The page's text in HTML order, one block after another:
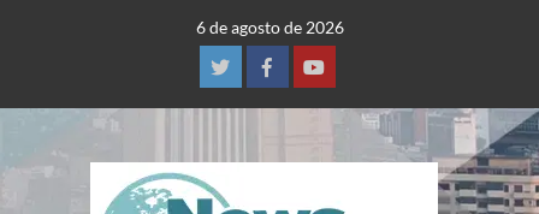
6 de agosto de 2026
TwitterFacebookYoutube